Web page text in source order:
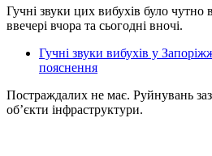
Гучні звуки цих вибухів було чутно
ввечері вчора та сьогодні вночі.
Гучні звуки вибухів у
пояснення
Постраждалих не має. Руйнувань
об’єкти інфраструктури.